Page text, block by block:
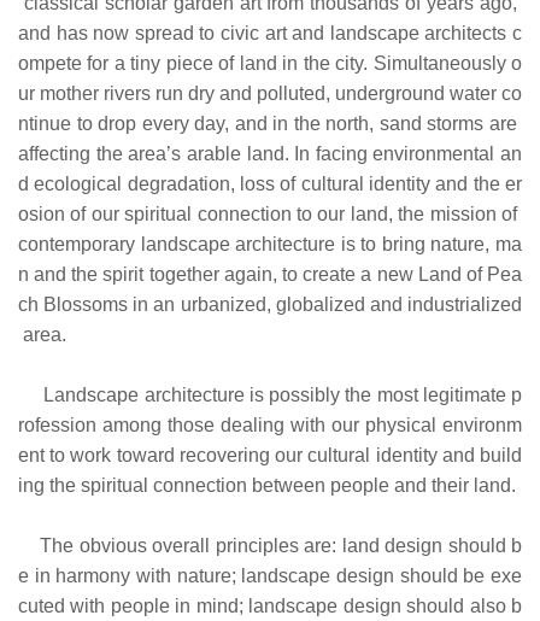
and has now spread to civic art and landscape architects c
ompete for a tiny piece of land in the city. Simultaneously o
ur mother rivers run dry and polluted, underground water co
ntinue to drop every day, and in the north, sand storms are
affecting the area’s arable land. In facing environmental an
d ecological degradation, loss of cultural identity and the er
osion of our spiritual connection to our land, the mission of
contemporary landscape architecture is to bring nature, ma
n and the spirit together again, to create a new Land of Pea
ch Blossoms in an urbanized, globalized and industrialized
area.
Landscape architecture is possibly the most legitimate p
rofession among those dealing with our physical environm
ent to work toward recovering our cultural identity and build
ing the spiritual connection between people and their land.
The obvious overall principles are: land design should b
e in harmony with nature; landscape design should be exe
cuted with people in mind; landscape design should also b